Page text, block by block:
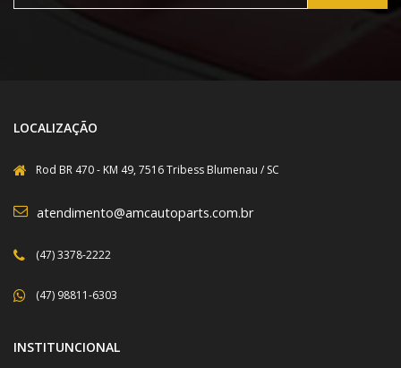
LOCALIZAÇÃO
Rod BR 470 - KM 49, 7516 Tribess Blumenau / SC
atendimento@amcautoparts.com.br
(47) 3378-2222
(47) 98811-6303
INSTITUNCIONAL